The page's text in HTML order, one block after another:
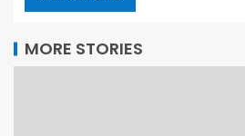
MORE STORIES